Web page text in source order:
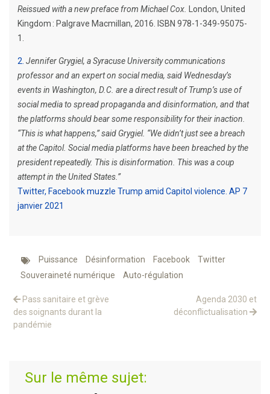
Reissued with a new preface from Michael Cox.
London, United
Kingdom : Palgrave Macmillan, 2016. ISBN 978-1-349-95075-
1.
2 Jennifer Grygiel, a Syracuse University communications
professor and an expert on social media, said Wednesday’s
events in Washington, D.C. are a direct result of Trump’s use of
social media to spread propaganda and disinformation, and that
the platforms should bear some responsibility for their inaction.
“This is what happens,” said Grygiel. “We didn’t just see a breach
at the Capitol. Social media platforms have been breached by the
president repeatedly. This is disinformation. This was a coup
attempt in the United States.”
Twitter, Facebook muzzle Trump amid Capitol violence. AP 7
janvier 2021
Puissance Désinformation Facebook
Twitter
Souveraineté numérique
Auto-régulation
Pass sanitaire et grève
des soignants durant la
pandémie
Agenda 2030 et
déconflictualisation
Sur le même sujet: